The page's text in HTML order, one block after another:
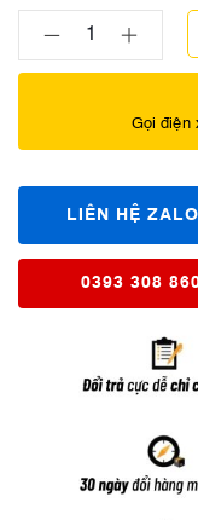
Gọi điện
LIÊN HỆ ZALO
0393 308